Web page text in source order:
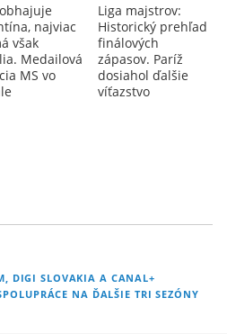
najviac
však
Medailová
MS vo
Liga majstrov:
Historický prehľad
finálových
zápasov. Paríž
dosiahol ďalšie
víťazstvo
DIGI SLOVAKIA A CANAL+
NA ĎALŠIE TRI SEZÓNY